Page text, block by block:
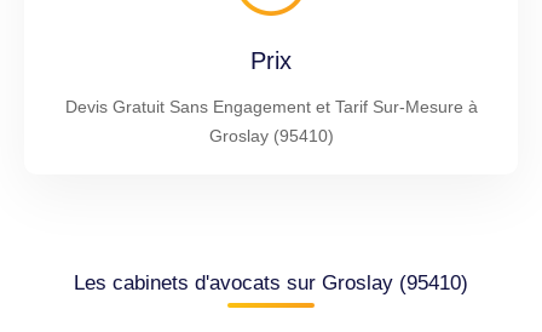
Prix
Devis Gratuit Sans Engagement et Tarif Sur-Mesure à
Groslay (95410)
Les cabinets d'avocats sur Groslay (95410)